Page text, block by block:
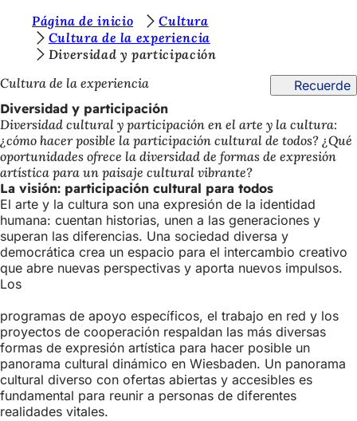
Saltar al contenido
t
á
s
a
q
u
í
:
Página de inicio
Cultura
Cultura de la experiencia
Diversidad y participación
Cultura de la experiencia
Recuerde
Diversidad y participación
Diversidad cultural y participación en el arte y la cultura:
¿cómo hacer posible la participación cultural de todos? ¿Qué
oportunidades ofrece la diversidad de formas de expresión
artística para un paisaje cultural vibrante?
La visión: participación cultural para todos
El arte y la cultura son una expresión de la identidad
humana: cuentan historias, unen a las generaciones y
superan las diferencias. Una sociedad diversa y
democrática crea un espacio para el intercambio creativo
que abre nuevas perspectivas y aporta nuevos impulsos.
Los
programas de apoyo específicos, el trabajo en red y los
proyectos de cooperación respaldan las más diversas
formas de expresión artística para hacer posible un
panorama cultural dinámico en Wiesbaden. Un panorama
cultural diverso con ofertas abiertas y accesibles es
fundamental para reunir a personas de diferentes
realidades vitales.